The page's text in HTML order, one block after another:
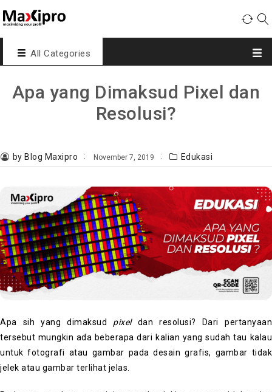
All Categories
Apa yang Dimaksud Pixel dan
Resolusi?
by Blog Maxipro November 7, 2019 Edukasi
Apa sih yang dimaksud pixeldan resolusi? Dari pertanyaan
tersebut mungkin ada beberapa dari kalian yang sudah tau kalau
untuk fotografi atau gambar pada desain grafis, gambar tidak
jelek atau gambar terlihat jelas.